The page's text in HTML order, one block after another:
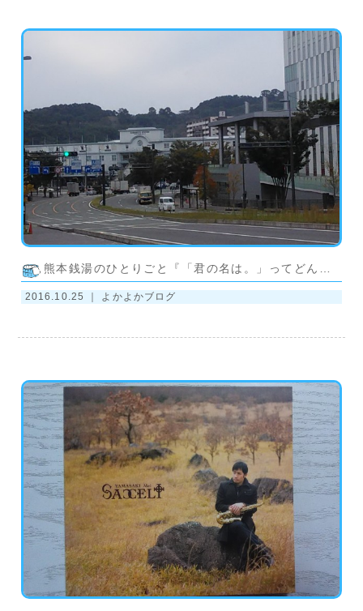
2016.10.25 ｜ よかよかブログ